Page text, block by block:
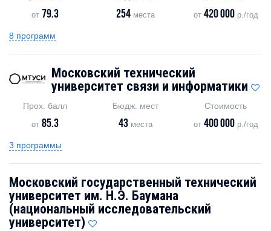
от 79.3 254места от 420 000р./год
8 программ
Московский технический
университет связи и информатики
Прох. балл
от85.3
Бюдж. мест
43места
Стоимость
от 400 000р./год
3 программы
Московский государственный технический
университет им. Н.Э. Баумана
(национальный исследовательский
университет)